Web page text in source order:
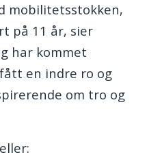
mobilitetsstokken,
på 11 år, sier
har kommet
en indre ro og
om tro og